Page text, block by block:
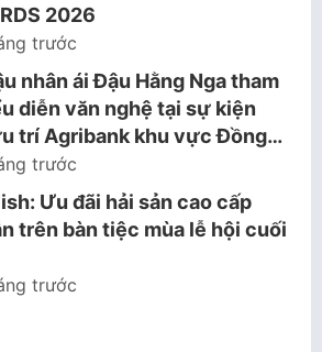
2026
trước
nhân ái Đậu Hằng Nga tham
diễn văn nghệ tại sự kiện
trí Agribank khu vực Đồng…
trước
Ưu đãi hải sản cao cấp
trên bàn tiệc mùa lễ hội cuối
trước